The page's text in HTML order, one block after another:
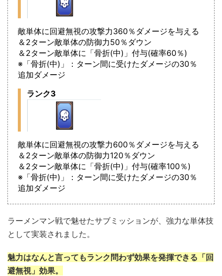
敵単体に回避無視の攻撃力360％ダメージを与える
＆2ターン敵単体の防御力50％ダウン
＆2ターン敵単体に「骨折(中)」付与(確率60％)
※「骨折(中)」：ターン間に受けたダメージの30％
追加ダメージ
ランク3
敵単体に回避無視の攻撃力600％ダメージを与える
＆2ターン敵単体の防御力120％ダウン
＆2ターン敵単体に「骨折(中)」付与(確率100％)
※「骨折(中)」：ターン間に受けたダメージの30％
追加ダメージ
ラーメンマン戦で魅せたサブミッションが、強力な単体技
として実装されました。
魅力はなんと言ってもランク問わず効果を発揮できる「回
避無視」効果。